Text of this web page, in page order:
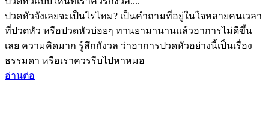
ปวดหัวจังเลยจะเป็นไรไหม? เป็นคำถามที่อยู่ในใจหลายคนเวลา
ที่ปวดหัว หรือปวดหัวบ่อยๆ ทานยามานานแล้วอาการไม่ดีขึ้น
เลย ความคิดมาก รู้สึกกังวล ว่าอาการปวดหัวอย่างนี้เป็นเรื่อง
ธรรมดา หรือเราควรรีบไปหาหมอ
อ่านต่อ